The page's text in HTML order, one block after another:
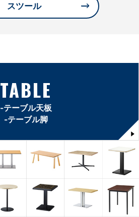
スツール
TABLE
-テーブル天板
-テーブル脚